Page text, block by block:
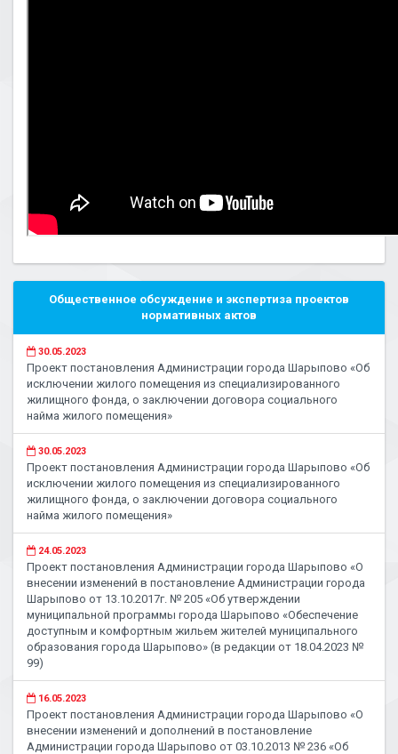
Общественное обсуждение и экспертиза проектов
нормативных актов
30.05.2023
Проект постановления Администрации города Шарыпово «Об
исключении жилого помещения из специализированного
жилищного фонда, о заключении договора социального
найма жилого помещения»
30.05.2023
Проект постановления Администрации города Шарыпово «Об
исключении жилого помещения из специализированного
жилищного фонда, о заключении договора социального
найма жилого помещения»
24.05.2023
Проект постановления Администрации города Шарыпово «О
внесении изменений в постановление Администрации города
Шарыпово от 13.10.2017г. № 205 «Об утверждении
муниципальной программы города Шарыпово «Обеспечение
доступным и комфортным жильем жителей муниципального
образования города Шарыпово» (в редакции от 18.04.2023 №
99)
16.05.2023
Проект постановления Администрации города Шарыпово «О
внесении изменений и дополнений в постановление
Администрации города Шарыпово от 03.10.2013 № 236 «Об